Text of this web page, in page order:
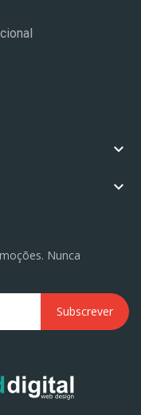


Nunca
Subscrever